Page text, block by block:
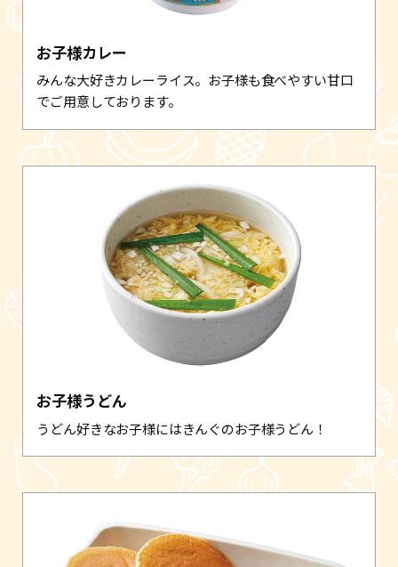
お子様カレー
みんな大好きカレーライス。お子様も食べやすい甘口
でご用意しております。
お子様うどん
うどん好きなお子様にはきんぐのお子様うどん！